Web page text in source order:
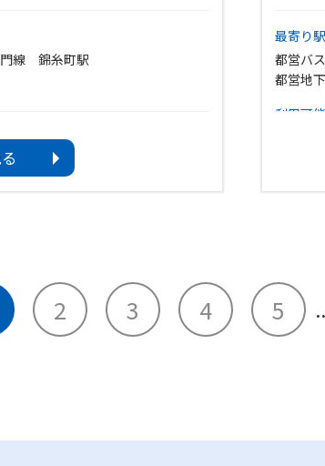
線 錦糸町駅
）
最寄り駅
都営バ
都営地
利用可
・開
・ト
・プー
※夏期
毎月第
年末年
2 3 4 5 ..